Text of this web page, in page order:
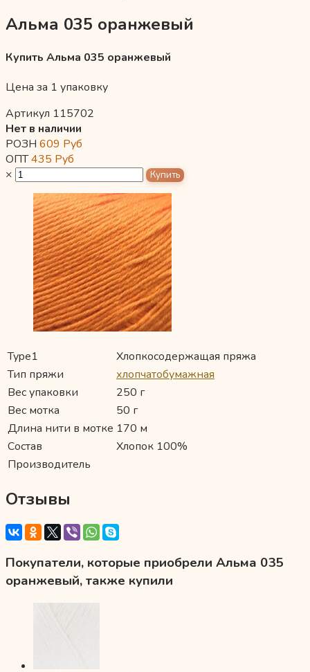
Альма 035 оранжевый
Купить Альма 035 оранжевый
Цена за 1 упаковку
Артикул 115702
Нет в наличии
РОЗН 609 Руб
ОПТ435 Руб
×
Type1
Хлопкосодержащая пряжа
Тип пряжи
хлопчатобумажная
Вес упаковки
250 г
Вес мотка
50 г
Длина нити в мотке 170 м
Состав
Хлопок 100%
Производитель
Отзывы
Покупатели, которые приобрели Альма 035
оранжевый, также купили